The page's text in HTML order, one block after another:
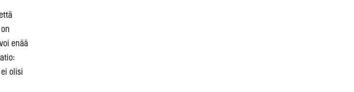
enää
olisi